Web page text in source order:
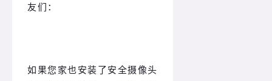
友们：
如果您家也安装了安全摄像头